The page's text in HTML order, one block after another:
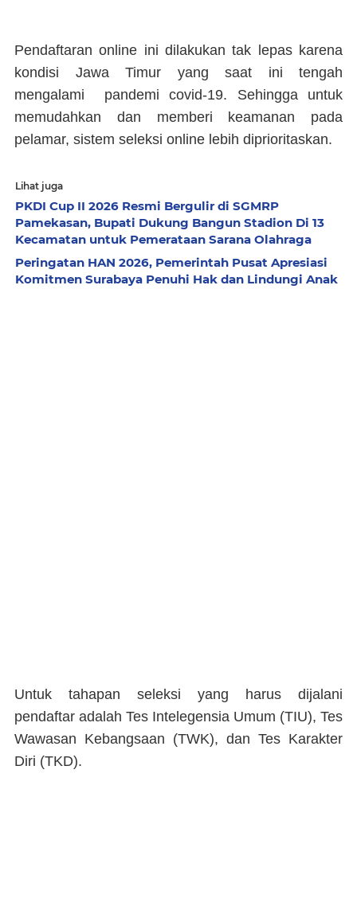
Pendaftaran online ini dilakukan tak lepas karena
kondisi Jawa Timur yang saat ini tengah
mengalami pandemi covid-19. Sehingga untuk
memudahkan dan memberi keamanan pada
pelamar, sistem seleksi online lebih diprioritaskan.
Lihat juga
PKDI Cup II 2026 Resmi Bergulir di SGMRP
Pamekasan, Bupati Dukung Bangun Stadion Di 13
Kecamatan untuk Pemerataan Sarana Olahraga
Peringatan HAN 2026, Pemerintah Pusat Apresiasi
Komitmen Surabaya Penuhi Hak dan Lindungi Anak
Untuk tahapan seleksi yang harus dijalani
pendaftar adalah Tes Intelegensia Umum (TIU), Tes
Wawasan Kebangsaan (TWK), dan Tes Karakter
Diri (TKD).